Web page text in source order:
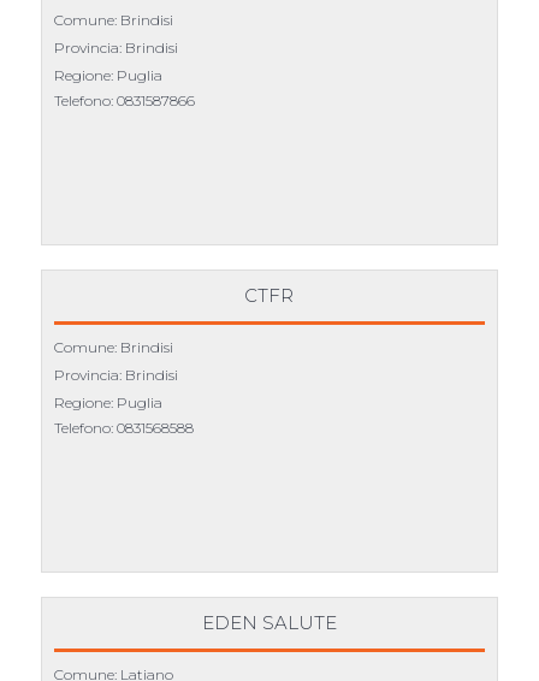
Comune: Brindisi
Provincia: Brindisi
Regione: Puglia
Telefono: 0831587866
CTFR
Comune: Brindisi
Provincia: Brindisi
Regione: Puglia
Telefono: 0831568588
EDEN SALUTE
Comune: Latiano